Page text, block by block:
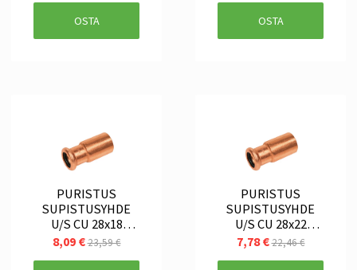
OSTA OSTA
PURISTUS
SUPISTUSYHDE
U/S CU 28x18
SANHA
8,09 €23,59 €
PURISTUS
SUPISTUSYHDE
U/S CU 28x22
SANHA
7,78 €22,46 €